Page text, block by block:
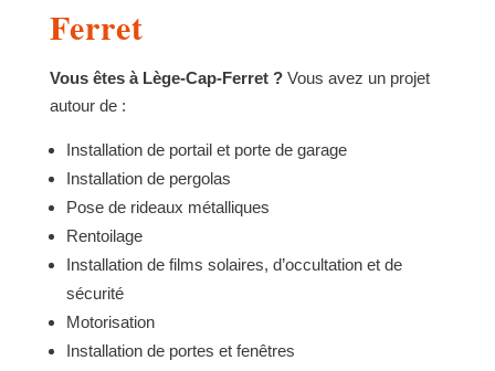
Ferret
Vous êtes à Lège-Cap-Ferret ?Vous avez un projet
autour de :
Installation de portail et porte de garage
Installation de pergolas
Pose de rideaux métalliques
Rentoilage
Installation de films solaires, d’occultation et de
sécurité
Motorisation
Installation de portes et fenêtres